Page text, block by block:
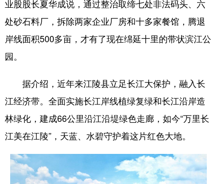
业股股长夏华成说，通过整治取缔七处非法码头、六
处砂石料厂，拆除两家企业厂房和十多家餐馆，腾退
岸线面积500多亩，才有了现在绵延十里的带状滨江公
园。
据介绍，近年来江陵县立足长江大保护，融入长
江经济带。全面实施长江岸线植绿复绿和长江沿岸造
林绿化，建成66公里沿江沿堤绿色走廊，如今“万里长
江美在江陵”，天蓝、水碧守护着这片红色大地。